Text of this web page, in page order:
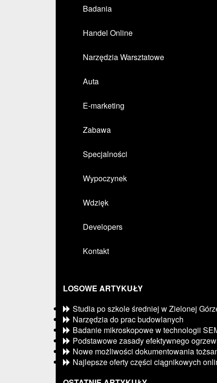
Badania
Handel Online
Narzędzia Warsztatowe
Auta
E-marketing
Zabawa
Specjalności
Wypoczynek
Wdzięk
Developers
Kontakt
LOSOWE ARTYKUŁY
Studia po szkole średniej w Zielonej
Narzędzia do prac budowlanych
Badanie mikroskopowe w technologii
Podstawowe zasady efektywnego
Nowe możliwości dokumentowania
Najlepsze oferty części ciągnikowych